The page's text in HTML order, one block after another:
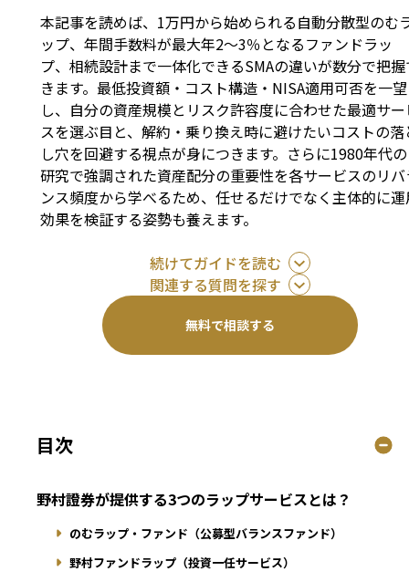
本記事を読めば、1万円から始められる自動分散型のむ
ップ、年間手数料が最大年2〜3％となるファンドラッ
プ、相続設計まで一体化できるSMAの違いが数分で把
きます。最低投資額・コスト構造・NISA適用可否を一望
し、自分の資産規模とリスク許容度に合わせた最適サ
スを選ぶ目と、解約・乗り換え時に避けたいコストの落
し穴を回避する視点が身につきます。さらに1980年代の
研究で強調された資産配分の重要性を各サービスのリ
ンス頻度から学べるため、任せるだけでなく主体的に
効果を検証する姿勢も養えます。
続けてガイドを読む
関連する質問を探す
無料で相談する
目次
野村證券が提供する3つのラップサービスとは？
のむラップ・ファンド（公募型バランスファンド）
野村ファンドラップ（投資一任サービス）